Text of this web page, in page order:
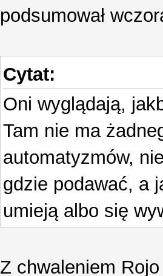
podsumował
Cytat:
Oni wyglądają,
Tam nie ma
automatyzmów,
gdzie podawać, a
umieją albo się
Z chwaleniem